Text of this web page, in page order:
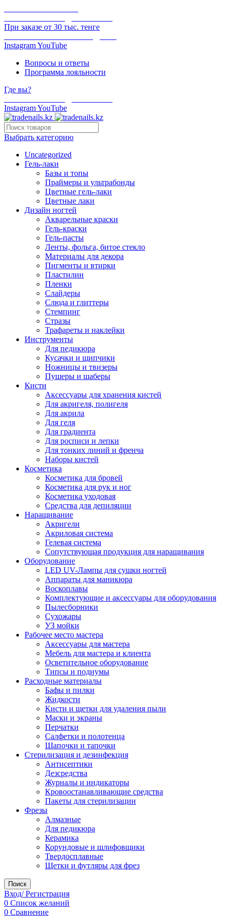
При заказе от 30 тыс. тенге
InstagramYouTube
Вопросы и ответы
Программа лояльности
Где вы?
InstagramYouTube
Выбрать категорию
Uncategorized
Гель-лаки
Базы и топы
Праймеры и ультрабонды
Цветные гель-лаки
Цветные лаки
Дизайн ногтей
Акварельные краски
Гель-краски
Гель-пасты
Ленты, фольга, битое стекло
Материалы для декора
Пигменты и втирки
Пластилин
Пленки
Слайдеры
Слюда и глиттеры
Стемпинг
Стразы
Трафареты и наклейки
Инструменты
Для педикюра
Кусачки и щипчики
Ножницы и твизеры
Пушеры и шаберы
Кисти
Аксессуары для хранения кистей
Для акригеля, полигеля
Для акрила
Для геля
Для градиента
Для росписи и лепки
Для тонких линий и френча
Наборы кистей
Косметика
Косметика для бровей
Косметика для рук и ног
Косметика уходовая
Средства для депиляции
Наращивание
Акригели
Акриловая система
Гелевая система
Сопутствующая продукция для наращивания
Оборудование
LED UV-Лампы для сушки ногтей
Аппараты для маникюра
Воскоплавы
Комплектующие и аксессуары для оборудования
Пылесборники
Сухожары
УЗ мойки
Рабочее место мастера
Аксессуары для мастера
Мебель для мастера и клиента
Осветительное оборудование
Типсы и подиумы
Расходные материалы
Бафы и пилки
Жидкости
Кисти и щетки для удаления пыли
Маски и экраны
Перчатки
Салфетки и полотенца
Шапочки и тапочки
Стерилизация и дезинфекция
Антисептики
Дезсредства
Журналы и индикаторы
Кровоостанавливающие средства
Пакеты для стерилизации
Фрезы
Алмазные
Для педикюра
Керамика
Корундовые и шлифовщики
Твердосплавные
Щетки и футляры для фрез
Поиск
Вход/ Регистрация
0 Список желаний
0 Сравнение